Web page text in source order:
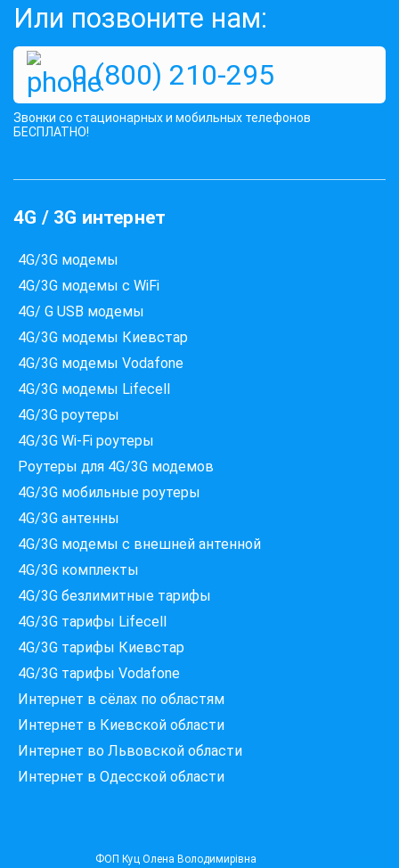
Или позвоните нам:
0 (800) 210-295
Звонки со стационарных и мобильных телефонов
БЕСПЛАТНО!
4G / 3G интернет
4G/3G модемы
4G/3G модемы с WiFi
4G/ G USB модемы
4G/3G модемы Киевстар
4G/3G модемы Vodafone
4G/3G модемы Lifecell
4G/3G роутеры
4G/3G Wi-Fi роутеры
Роутеры для 4G/3G модемов
4G/3G мобильные роутеры
4G/3G антенны
4G/3G модемы c внешней антенной
4G/3G комплекты
4G/3G безлимитные тарифы
4G/3G тарифы Lifecell
4G/3G тарифы Киевстар
4G/3G тарифы Vodafone
Интернет в сёлах по областям
Интернет в Киевской области
Интернет во Львовской области
Интернет в Одесской области
ФОП Куц Олена Володимирівна
Які провайдери працюють
за вашою адресою?
Перевірте доступність інтернету за 30 секунд
375+ провайдерів в базі
Введіть вашу адресу
Місто, вулиця та номер будинку